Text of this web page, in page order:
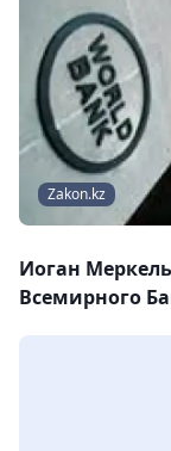
Zakon.kz
Иоган
Всемирного